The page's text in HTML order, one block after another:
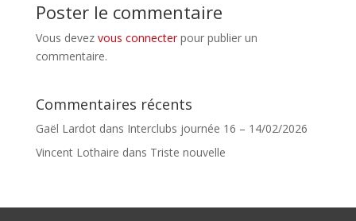
Poster le commentaire
Vous devez vous connecterpour publier un
commentaire.
Commentaires récents
Gaël Lardotdans Interclubs journée 16 – 14/02/2026
Vincent Lothaire dans Triste nouvelle